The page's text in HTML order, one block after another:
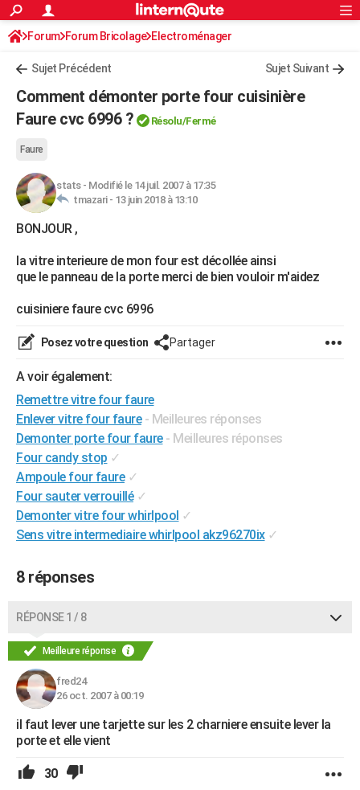
ACTUALITÉS
Politique
Société
Faits Divers
Education
Monde
Villes
+
Programme TV
TNTStreaming
Cinéma
Sorties cinéma
Musique
+FINANCE
Retraite
Impôts
Epargne
Immobilier
Risques naturels par ville
Banque
Assurance
Crédit
AUTO
Essais
Réserver un essai
Citadines
Berlines
SUV
Forum auto
HIGH-TECH
Mobiles
Meilleur smartphone
Internet
Ordinateurs
Jeux vidéo
Guide high-tech
BRICOLAGE
Guides de France
Escapades
Patrimoine
Expositions
Musées
Week-end nature
+LIFESTYLE
Art de vivre
Bien-être
Loisirs
Mode
Modes de vie
SANTE
Alimentation
Guide de la santé
Maladies
Médicaments
Sommeil
VOYAGE
Destinations
City break
Voyage nature
Voyage de noces
Forum
Climat
+PHOTO
GUIDES D'ACHAT
BONS PLANS
CARTE DE VOEUX
Carte de Noël
Carte Bonne année
Carte Saint-Valentin
Carte Pâques
Carte d'anniversaire
DICTIONNAIRE
Dictionnaire
Biographies
Citations
Expressions
Proverbes
PROGRAMME TV
COPAINS D'AVANT
AVIS DE DÉCÈS
FORUM
Bricolage
Lifestyle
Culture
Sport
Auto
Television
Voyage
Cinema
S'inscrire
Connexion
Forum Forum Bricolage Electroménager
Sujet Précédent Sujet Suivant
Comment démonter porte four cuisinière
Faure cvc 6996 ?
Résolu/Fermé
Faure
stats- Modifié le 14 juil. 2007 à 17:35
tmazari - 13 juin 2018 à 13:10
BONJOUR ,
la vitre interieure de mon four est décollée ainsi
que le panneau de la porte merci de bien vouloir m'aidez
cuisiniere faure cvc 6996
Posez votre question Partager
A voir également:
Remettre vitre four faure
Enlever vitre four faure - Meilleures réponses
Demonter porte four faure - Meilleures réponses
Four candy stop ✓
Ampoule four faure ✓
Four sauter verrouillé ✓
Demonter vitre four whirlpool ✓
Sens vitre intermediaire whirlpool akz96270ix ✓
8 réponses
RÉPONSE 1 / 8
Meilleure réponse
fred24
26 oct. 2007 à 00:19
il faut lever une tarjette sur les 2 charniere ensuite lever la
porte et elle vient
30